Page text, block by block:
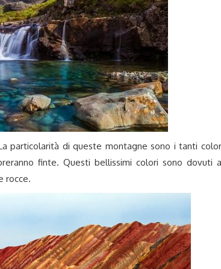
particolarità di queste montagne sono i tanti
finte. Questi bellissimi colori sono dovuti
rocce.